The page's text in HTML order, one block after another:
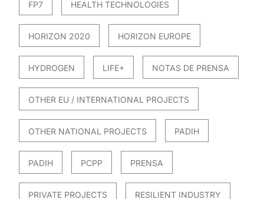
FP7 HEALTH TECHNOLOGIES
HORIZON 2020 HORIZON EUROPE
HYDROGEN LIFE+ NOTAS DE PRENSA
OTHER EU / INTERNATIONAL PROJECTS
OTHER NATIONAL PROJECTS PADIH
PADIH PCPP PRENSA
PRIVATE PROJECTS RESILIENT INDUSTRY